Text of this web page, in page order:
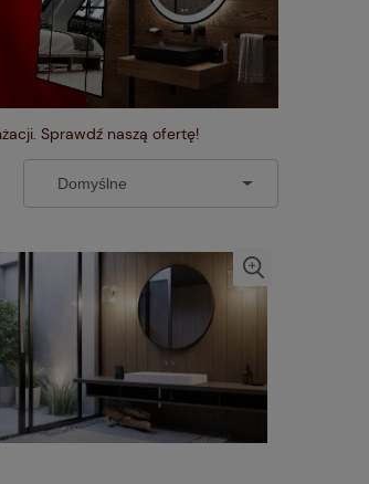
Sprawdź naszą ofertę!